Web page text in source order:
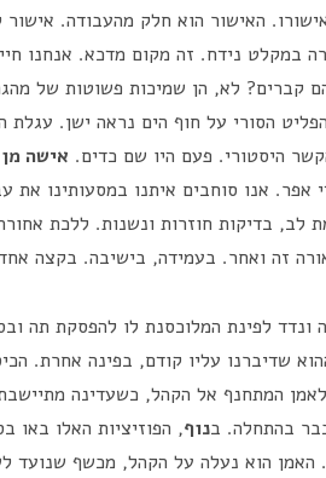
האישור הוא חלק מהעבודה.
במקלט נידח. זה מקום מדכא. אנחנו
קברים? לא, הן שמיכות פשוטות של
הסורי על חוף הים נראה ישן. עגלת
היסטורי. פעם היו שם כדים. אישה
אפר. אנו סוחבים איתנו במסעותינו את
לב, בדיקות חוזרות ונשנות. ללכת
זה ואחר. בעמידה, בישיבה. בקצה
ונדד לפינת המלוכסנת לו להפסקת תה
שדיברנו עליו קודם, בפינה אחרת.
המתחנף אל הקהל, כשעדינה
בהתחלה. בנוף, הפוזיציות האלו באו
האמן הוא נעלה על הקהל, מכשף שנועד